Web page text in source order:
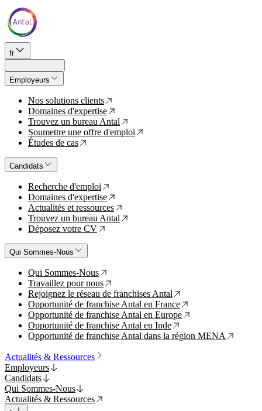
fr
Employeurs
Nos solutions clients ↗
Domaines d'expertise ↗
Trouvez un bureau Antal ↗
Soumettre une offre d'emploi ↗
Études de cas ↗
Candidats
Recherche d'emploi ↗
Domaines d'expertise ↗
Actualités et ressources ↗
Trouvez un bureau Antal ↗
Déposez votre CV ↗
Qui Sommes-Nous
Qui Sommes-Nous ↗
Travaillez pour nous ↗
Rejoignez le réseau de franchises Antal ↗
Opportunité de franchise Antal en France ↗
Opportunité de franchise Antal en Europe ↗
Opportunité de franchise Antal en Inde ↗
Opportunité de franchise Antal dans la région MENA ↗
Actualités & Ressources
Employeurs
Candidats
Qui Sommes-Nous
Actualités & Ressources